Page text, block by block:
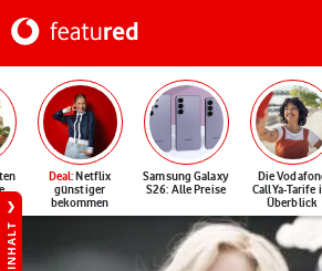
Deal: Netflix
günstiger
bekommen
Samsung Galaxy
S26: Alle Preise
Die
CallYa-Tarife
Überblick
INHALT